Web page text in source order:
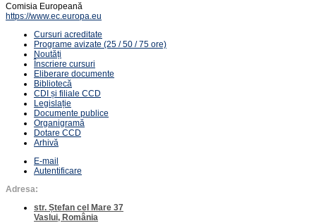
Comisia Europeană
https://www.ec.europa.eu
Cursuri acreditate
Programe avizate (25 / 50 / 75 ore)
Noutăți
Înscriere cursuri
Eliberare documente
Bibliotecă
CDI și filiale CCD
Legislație
Documente publice
Organigramă
Dotare CCD
Arhivă
E-mail
Autentificare
Adresa:
str. Ștefan cel Mare 37
Vaslui, România